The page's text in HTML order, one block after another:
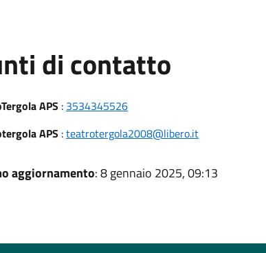
di contatto
APS : 3534345526
APS :teatrotergola2008@libero.it
aggiornamento: 8 gennaio 2025, 09:13